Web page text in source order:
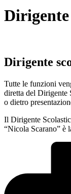
Dirigente
Dirigente
Tutte le funzioni
diretta del Dirigente
o dietro
Il Dirigente
“Nicola Scarano” è